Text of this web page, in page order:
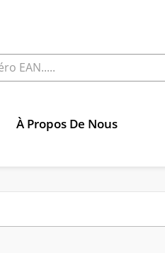
À Propos De Nous